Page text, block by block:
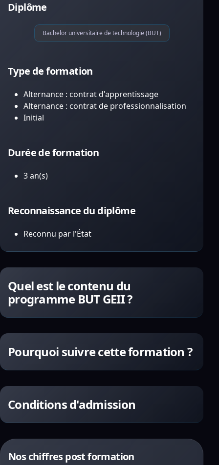
Diplôme
Bachelor universitaire de technologie (BUT)
Type de formation
Alternance : contrat d'apprentissage
Alternance : contrat de professionnalisation
Initial
Durée de formation
3 an(s)
Reconnaissance du diplôme
Reconnu par l'État
Quel est le contenu du
programme BUT GEII ?
Pourquoi suivre cette formation ?
Conditions d'admission
Nos chiffres post formation